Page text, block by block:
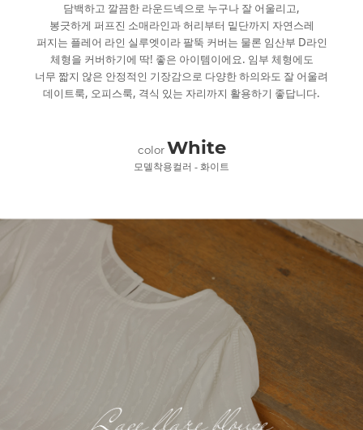
담백하고 깔끔한 라운드넥으로 누구나 잘 어울리고,
봉긋하게 퍼프진 소매라인과 허리부터 밑단까지 자연스레
퍼지는 플레어 라인 실루엣이라 팔뚝 커버는 물론 임산부 D라인
체형을 커버하기에 딱! 좋은 아이템이에요. 임부 체형에도
너무 짧지 않은 안정적인 기장감으로 다양한 하의와도 잘 어울려
데이트룩, 오피스룩, 격식 있는 자리까지 활용하기 좋답니다.
color White
모델착용컬러 - 화이트